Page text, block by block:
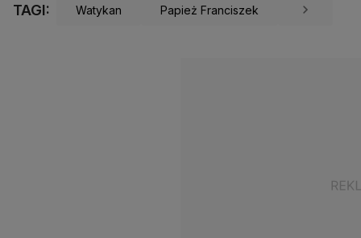
TAGI: Watykan Papież Franciszek